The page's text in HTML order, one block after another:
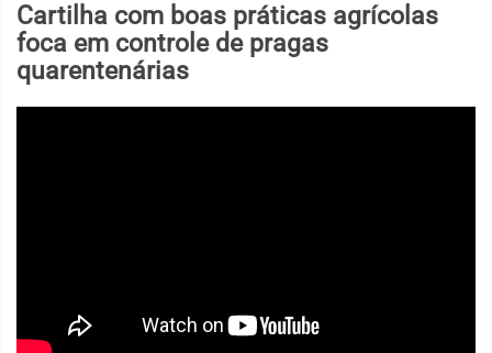
Cartilha com boas práticas agrícolas
foca em controle de pragas
quarentenárias